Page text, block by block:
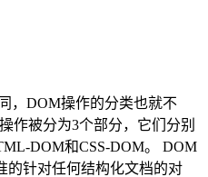
，DOM操作的分类也就不
作被分为3个部分，它们分别
DOM和CSS-DOM。 DOM
的针对任何结构化文档的对